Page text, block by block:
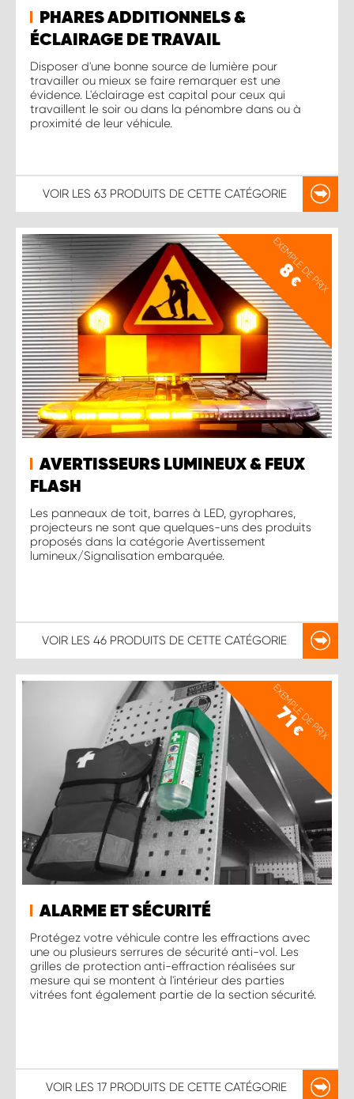
PHARES ADDITIONNELS &
ÉCLAIRAGE DE TRAVAIL
Disposer d'une bonne source de lumière pour
travailler ou mieux se faire remarquer est une
évidence. L'éclairage est capital pour ceux qui
travaillent le soir ou dans la pénombre dans ou à
proximité de leur véhicule.
VOIR LES 63 PRODUITS DE CETTE CATÉGORIE
EXEMPLE DE PRIX
8
€
AVERTISSEURS LUMINEUX & FEUX
FLASH
Les panneaux de toit, barres à LED, gyrophares,
projecteurs ne sont que quelques-uns des produits
proposés dans la catégorie Avertissement
lumineux/Signalisation embarquée.
VOIR LES 46 PRODUITS DE CETTE CATÉGORIE
EXEMPLE DE PRIX
71
€
ALARME ET SÉCURITÉ
Protégez votre véhicule contre les effractions avec
une ou plusieurs serrures de sécurité anti-vol. Les
grilles de protection anti-effraction réalisées sur
mesure qui se montent à l'intérieur des parties
vitrées font également partie de la section sécurité.
VOIR LES 17 PRODUITS DE CETTE CATÉGORIE